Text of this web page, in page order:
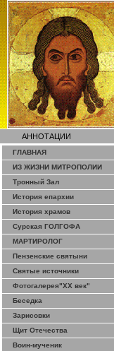
АННОТАЦИИ
ГЛАВНАЯ
ИЗ ЖИЗНИ МИТРОПОЛИИ
Тронный Зал
История епархии
История храмов
Сурская ГОЛГОФА
МАРТИРОЛОГ
Пензенские святыни
Святые источники
Фотогалерея"ХХ век"
Беседка
Зарисовки
Щит Отечества
Воин-мученик